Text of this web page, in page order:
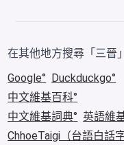
在其他地方搜尋「三晉」
Google
Duckduckgo
中文維基百科
中文維基詞典
英語維
ChhoeTaigi（台語白話